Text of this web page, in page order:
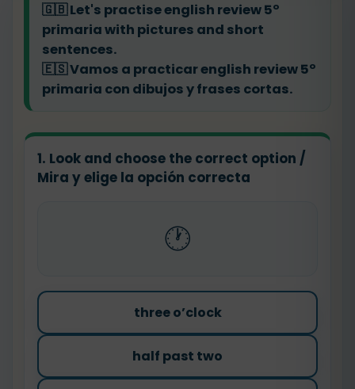
🇬🇧Let's practise english review 5º
primaria with pictures and short
sentences.
🇪🇸Vamos a practicar english review 5º
primaria con dibujos y frases cortas.
1. Look and choose the correct option /
Mira y elige la opción correcta
🕐
three o’clock
half past two